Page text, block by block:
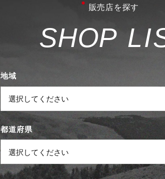
販売店を探す
SHOP LI
地域
都道府県